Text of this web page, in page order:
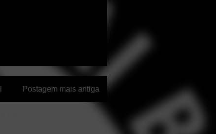
Postagem mais antiga